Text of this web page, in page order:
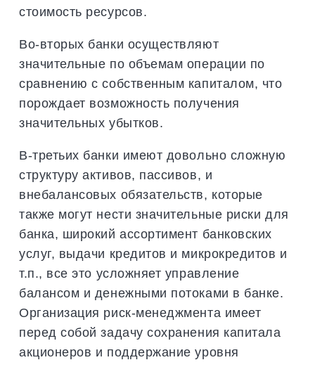
стоимость ресурсов.
Во-вторых банки осуществляют
значительные по объемам операции по
сравнению с собственным капиталом, что
порождает возможность получения
значительных убытков.
В-третьих банки имеют довольно сложную
структуру активов, пассивов, и
внебалансовых обязательств, которые
также могут нести значительные риски для
банка, широкий ассортимент банковских
услуг, выдачи кредитов и микрокредитов и
т.п., все это усложняет управление
балансом и денежными потоками в банке.
Организация риск-менеджмента имеет
перед собой задачу сохранения капитала
акционеров и поддержание уровня